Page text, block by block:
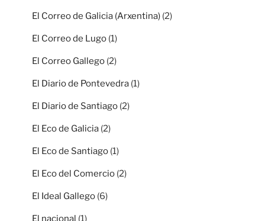
El Correo de Galicia (Arxentina) (2)
El Correo de Lugo (1)
El Correo Gallego (2)
El Diario de Pontevedra (1)
El Diario de Santiago (2)
El Eco de Galicia (2)
El Eco de Santiago (1)
El Eco del Comercio (2)
El Ideal Gallego (6)